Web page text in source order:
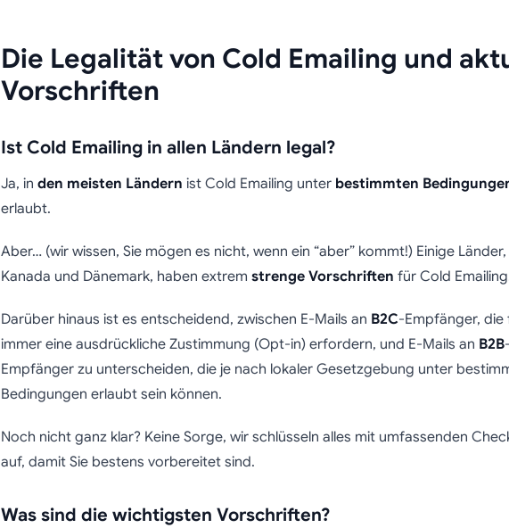
Die Legalität von Cold Emailing und
Vorschriften
Ist Cold Emailing in allen Ländern legal?
Ja, in den meisten Ländern ist Cold Emailing unter bestimmten
erlaubt.
Aber… (wir wissen, Sie mögen es nicht, wenn ein “aber” kommt!) Einige Länder,
Kanada und Dänemark, haben extrem strenge Vorschriften für Cold
Darüber hinaus ist es entscheidend, zwischen E-Mails an B2C-Empfänger, die
immer eine ausdrückliche Zustimmung (Opt-in) erfordern, und E-Mails an B2B-
Empfänger zu unterscheiden, die je nach lokaler Gesetzgebung unter
Bedingungen erlaubt sein können.
Noch nicht ganz klar? Keine Sorge, wir schlüsseln alles mit umfassenden
auf, damit Sie bestens vorbereitet sind.
Was sind die wichtigsten Vorschriften?